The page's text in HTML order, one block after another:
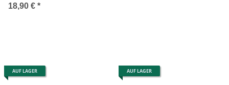
18,90 € *
AUF LAGER AUF LAGER